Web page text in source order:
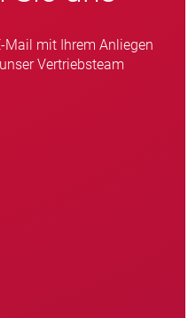
Mail mit Ihrem Anliegen
Vertriebsteam